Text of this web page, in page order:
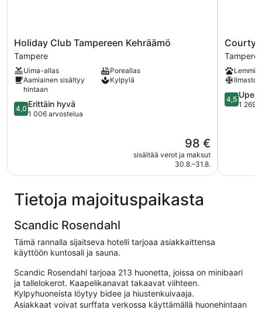
Holiday
Club
Tampereen
Kehräämö
Tampere
Holiday Club Tampereen Kehräämö
Tampere
Uima-allas
Poreallas
Aamiainen sisältyy
hintaan
Kylpylä
4.0
kautta
4,0 Erittäin hyvä
1 006 arvostelua
Hinta
on
98 €
98 €
sisältää verot ja maksut
30.8.–31.8.
Courtyard
by
Marriott
Tampere
City
Tampere
Tampere
4.5
kautta
4,5 Upea
1 269
Tietoja majoituspaikasta
Scandic Rosendahl
Tämä rannalla sijaitseva hotelli tarjoaa asiakkaittensa
käyttöön kuntosali ja sauna.
Scandic Rosendahl tarjoaa 213 huonetta, joissa on minibaari
ja tallelokerot. Kaapelikanavat takaavat viihteen.
Kylpyhuoneista löytyy bidee ja hiustenkuivaaja.
Asiakkaat voivat surffata verkossa käyttämällä huonehintaan